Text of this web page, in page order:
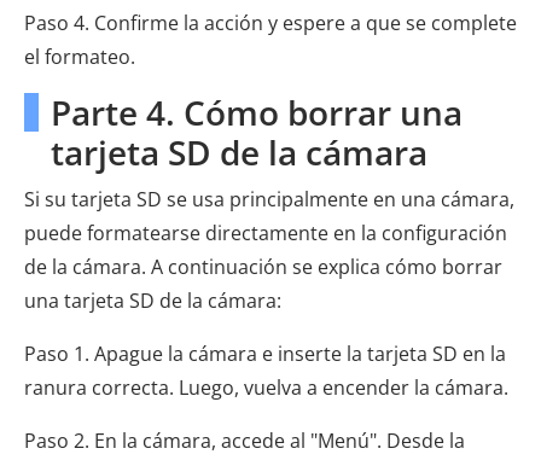
Paso 4. Confirme la acción y espere a que se complete
el formateo.
Parte 4. Cómo borrar una
tarjeta SD de la cámara
Si su tarjeta SD se usa principalmente en una cámara,
puede formatearse directamente en la configuración
de la cámara. A continuación se explica cómo borrar
una tarjeta SD de la cámara:
Paso 1. Apague la cámara e inserte la tarjeta SD en la
ranura correcta. Luego, vuelva a encender la cámara.
Paso 2. En la cámara, accede al "Menú". Desde la